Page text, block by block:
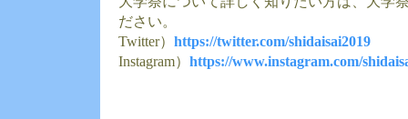
ださい。
Twitter） https://twitter.com/shidaisai2019
Instagram） https://www.instagram.com/